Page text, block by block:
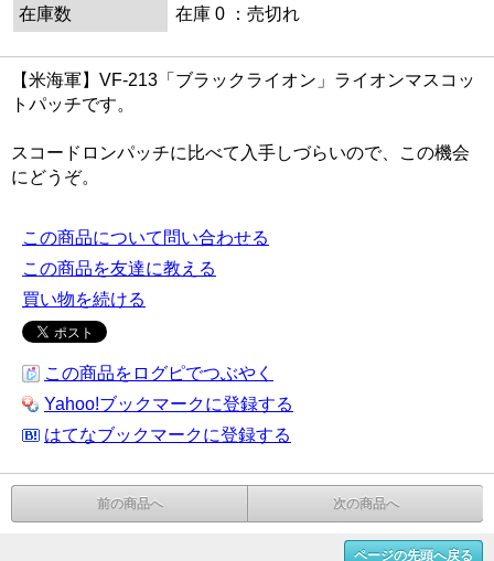
在庫数
在庫 0 ：売切れ
【米海軍】VF-213「ブラックライオン」ライオンマスコッ
トパッチです。
スコードロンパッチに比べて入手しづらいので、この機会
にどうぞ。
この商品について問い合わせる
この商品を友達に教える
買い物を続ける
この商品をログピでつぶやく
Yahoo!ブックマークに登録する
はてなブックマークに登録する
前の商品へ 次の商品へ
ページの先頭へ戻る